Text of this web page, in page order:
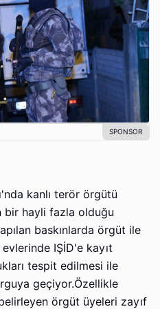
kanlı terör örgütü
bir hayli fazla olduğu
baskınlarda örgüt ile
IŞİD'e kayıt
tespit edilmesi ile
geçiyor.Özellikle
örgüt üyeleri zayıf